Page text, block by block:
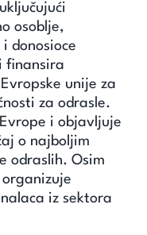
osoblje,
donosioce
finansira
unije za
za odrasle.
i objavljuje
o najboljim
odraslih. Osim
iz sektora